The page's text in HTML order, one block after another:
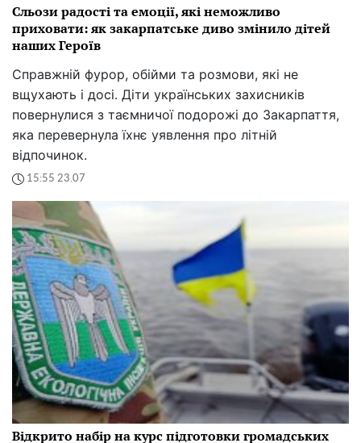
Сльози радості та емоції, які неможливо
приховати: як закарпатське диво змінило дітей
наших Героїв
Справжній фурор, обійми та розмови, які не
вщухають і досі. Діти українських захисників
повернулися з таємничої подорожі до Закарпаття,
яка перевернула їхнє уявлення про літній
відпочинок.
15:55 23.07
Відкрито набір на курс підготовки громадських